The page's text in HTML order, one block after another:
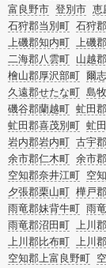
富良野市 登別市 恵
石狩郡当別町 石狩
上磯郡知内町 上磯
二海郡八雲町 山越
檜山郡厚沢部町 爾
久遠郡せたな町 島
磯谷郡蘭越町 虻田
虻田郡喜茂別町 虻
岩内郡岩内町 古宇
余市郡仁木町 余市
空知郡奈井江町 空
夕張郡栗山町 樺戸
雨竜郡妹背牛町 雨
雨竜郡沼田町 上川
上川郡比布町 上川
空知郡上富良野町